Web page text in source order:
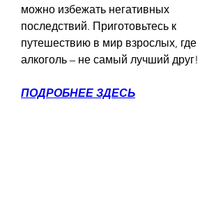
можно избежать негативных
последствий. Приготовьтесь к
путешествию в мир взрослых, где
алкоголь – не самый лучший друг!
ПОДРОБНЕЕ ЗДЕСЬ